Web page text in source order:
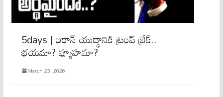
5days | ఇరాన్ యుద్ధానికి ట్రంప్ బ్రేక్..
భయమా? వ్యూహమా?
March 23, 2026